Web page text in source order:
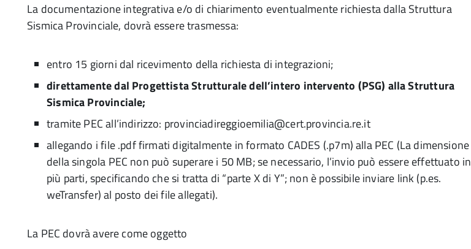
La documentazione integrativa e/o di chiarimento eventualmente richiesta dalla Struttura
Sismica Provinciale, dovrà essere trasmessa:
entro 15 giorni dal ricevimento della richiesta di integrazioni;
direttamente dal Progettista Strutturale dell’intero intervento (PSG) alla Struttura
Sismica Provinciale;
tramite PEC all’indirizzo: provinciadireggioemilia@cert.provincia.re.it
allegando i file .pdf firmati digitalmente in formato CADES (.p7m) alla PEC (La dimensione
della singola PEC non può superare i 50 MB; se necessario, l’invio può essere effettuato in
più parti, specificando che si tratta di “parte X di Y”; non è possibile inviare link (p.es.
weTransfer) al posto dei file allegati).
La PEC dovrà avere come oggetto